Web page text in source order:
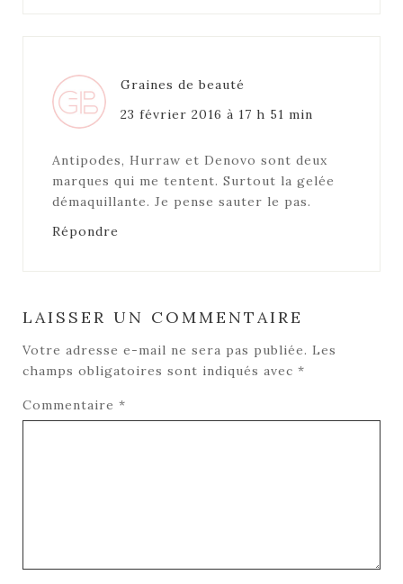
Graines de beauté
23 février 2016 à 17 h 51 min
Antipodes, Hurraw et Denovo sont deux
marques qui me tentent. Surtout la gelée
démaquillante. Je pense sauter le pas.
Répondre
LAISSER UN COMMENTAIRE
Votre adresse e-mail ne sera pas publiée. Les
champs obligatoires sont indiqués avec *
Commentaire *